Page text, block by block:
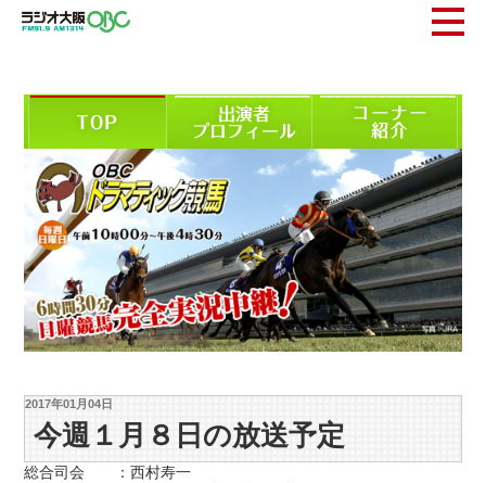
2017年01月04日
今週１月８日の放送予定
総合司会 ：西村寿一